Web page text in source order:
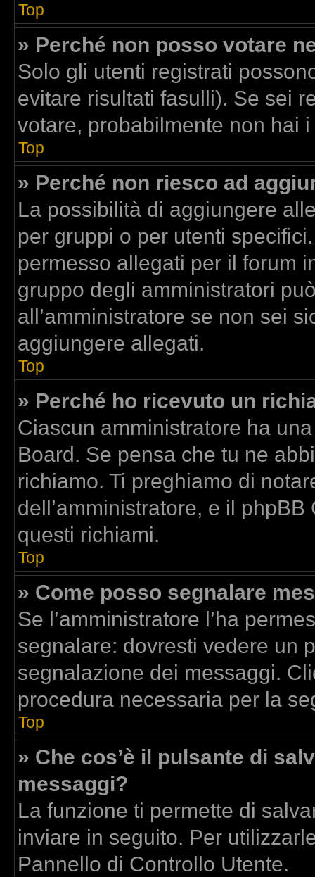
Top
» Perché non posso votare
Solo gli utenti registrati
evitare risultati fasulli). Se sei
votare, probabilmente non hai
Top
» Perché non riesco ad
La possibilità di aggiungere
per gruppi o per utenti
permesso allegati per il forum
gruppo degli amministratori
all’amministratore se non sei
aggiungere allegati.
Top
» Perché ho ricevuto un
Ciascun amministratore ha
Board. Se pensa che tu ne
richiamo. Ti preghiamo di
dell’amministratore, e il
questi richiami.
Top
» Come posso segnalare
Se l’amministratore l’ha
segnalare: dovresti vedere un
segnalazione dei messaggi.
procedura necessaria per la
Top
» Che cos’è il pulsante di
messaggi?
La funzione ti permette di
inviare in seguito. Per
Pannello di Controllo Utente.